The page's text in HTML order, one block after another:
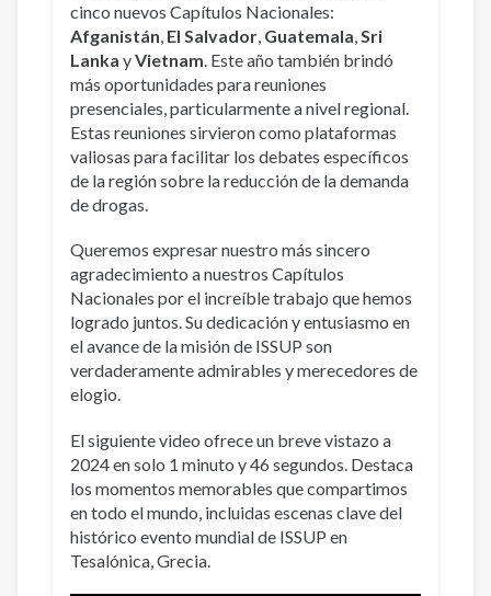
cinco nuevos Capítulos Nacionales:
Afganistán, El Salvador, Guatemala,Sri
Lanka yVietnam. Este año también brindó
más oportunidades para reuniones
presenciales, particularmente a nivel regional.
Estas reuniones sirvieron como plataformas
valiosas para facilitar los debates específicos
de la región sobre la reducción de la demanda
de drogas.
Queremos expresar nuestro más sincero
agradecimiento a nuestros Capítulos
Nacionales por el increíble trabajo que hemos
logrado juntos. Su dedicación y entusiasmo en
el avance de la misión de ISSUP son
verdaderamente admirables y merecedores de
elogio.
El siguiente video ofrece un breve vistazo a
2024 en solo 1 minuto y 46 segundos. Destaca
los momentos memorables que compartimos
en todo el mundo, incluidas escenas clave del
histórico evento mundial de ISSUP en
Tesalónica, Grecia.